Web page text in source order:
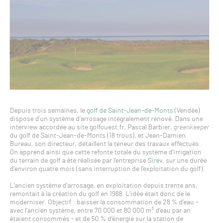
Depuis trois semaines, le golf de Saint-Jean-de-Monts (Vendée)
dispose d’un système d’arrosage intégralement rénové. Dans une
interview accordée au site golfouest.fr, Pascal Barbier, greenkeeper
du golf de Saint-Jean-de-Monts (18 trous), et Jean-Damien
Bureau, son directeur, détaillent la teneur des travaux effectués.
On apprend ainsi que cette refonte totale du système d’irrigation
du terrain de golf a été réalisée par l’entreprise Sirev, sur une durée
d’environ quatre mois (sans interruption de l’exploitation du golf).
L’ancien système d’arrosage, en exploitation depuis trente ans,
remontait à la création du golf en 1988. L’idée était donc de le
moderniser. Objectif : baisser la consommation de 28 % d’eau –
avec l’ancien système, entre 70 000 et 80 000 m³ d’eau par an
étaient consommés – et de 50 % d’énergie sur la station de